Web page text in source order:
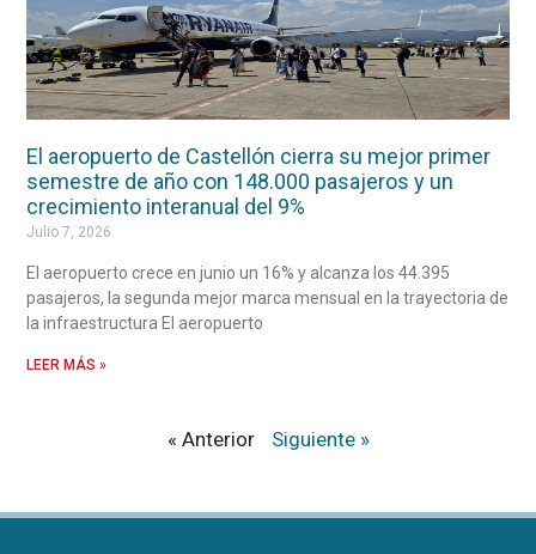
El aeropuerto de Castellón cierra su mejor primer
semestre de año con 148.000 pasajeros y un
crecimiento interanual del 9%
Julio 7, 2026
El aeropuerto crece en junio un 16% y alcanza los 44.395
pasajeros, la segunda mejor marca mensual en la trayectoria de
la infraestructura El aeropuerto
LEER MÁS »
« Anterior Siguiente »